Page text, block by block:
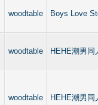
woodtable Boys Love
woodtable HEHE潮男
woodtable HEHE潮男